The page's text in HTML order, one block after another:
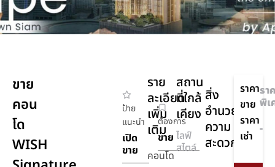
ขาย
คอน
โด
WISH
ป้าย
แนะนำ
เปิด
ขาย
ต้องการ
ขาย
ราย
ละเอียด
เพิ่ม
เติม
คอนโด
สถาน
ที่ใกล้
เคียง
ไลฟ์
สไตล์
สิ่ง
อำนวย
ความ
สะดวก
ราคา
ขาย
รา
พิเ
ราคา
เช่า
-